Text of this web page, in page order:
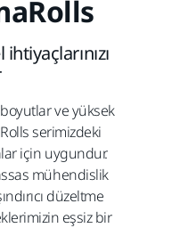
ve yüksek
serimizdeki
için uygundur.
mühendislik
düzeltme
eşsiz bir